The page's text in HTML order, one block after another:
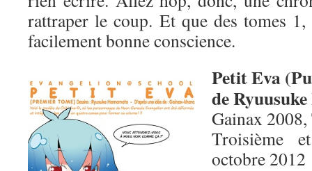
rattraper le coup. Et que des tomes
facilement bonne conscience.
Petit Eva
de
Gainax
Troisième
octobre 2012